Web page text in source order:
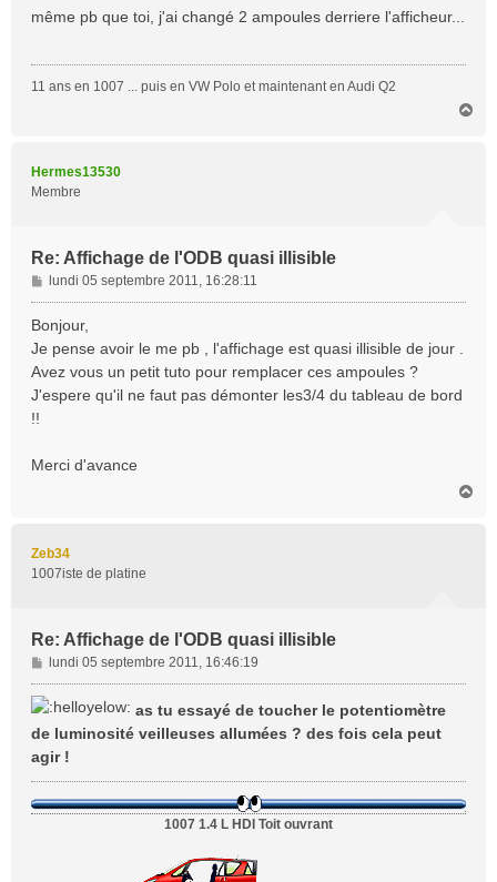
s
g
e
même pb que toi, j'ai changé 2 ampoules derriere l'afficheur...
11 ans en 1007 ... puis en VW Polo et maintenant en Audi Q2
Hermes13530
Membre
Re: Affichage de l'ODB quasi illisible
M
e
a
g
e
lundi 05 septembre 2011, 16:28:11
Bonjour,
Je pense avoir le me pb , l'affichage est quasi illisible de jour .
Avez vous un petit tuto pour remplacer ces ampoules ?
J'espere qu'il ne faut pas démonter les3/4 du tableau de bord
!!
Merci d'avance
Zeb34
1007iste de platine
Re: Affichage de l'ODB quasi illisible
M
e
s
a
g
e
lundi 05 septembre 2011, 16:46:19
as tu essayé de toucher le potentiomètre
de luminosité veilleuses allumées ? des fois cela peut
agir !
1007 1.4 L HDI Toit ouvrant